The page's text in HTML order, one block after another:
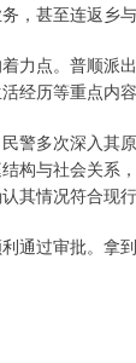
，甚至连返乡
力点。普顺派
经历等重点内
警多次深入其
构与社会关系
其情况符合现
通过审批。拿